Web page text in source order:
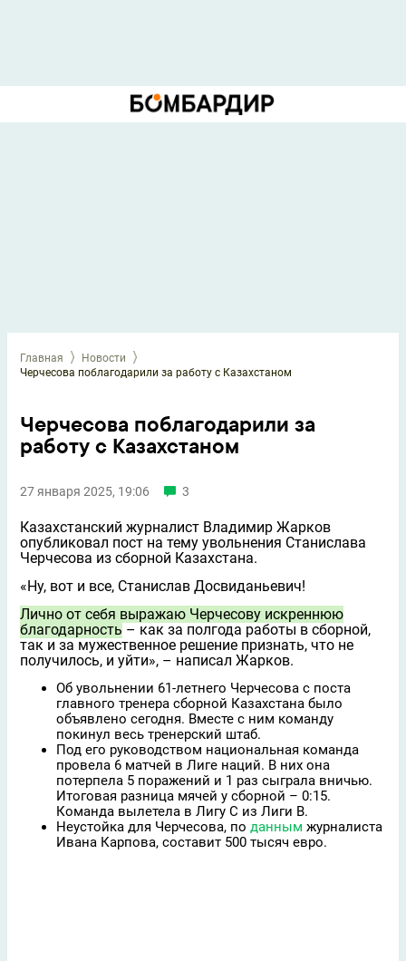
Главная
Новости
Черчесова поблагодарили за работу с Казахстаном
Черчесова поблагодарили за
работу с Казахстаном
27 января 2025, 19:06 3
Казахстанский журналист Владимир Жарков
опубликовал пост на тему увольнения Станислава
Черчесова из сборной Казахстана.
«Ну, вот и всe, Станислав Досвиданьевич!
Лично от себя выражаю Черчесову искреннюю
благодарность – как за полгода работы в сборной,
так и за мужественное решение признать, что не
получилось, и уйти», – написал Жарков.
Об увольнении 61-летнего Черчесова с поста
главного тренера сборной Казахстана было
объявлено сегодня. Вместе с ним команду
покинул весь тренерский штаб.
Под его руководством национальная команда
провела 6 матчей в Лиге наций. В них она
потерпела 5 поражений и 1 раз сыграла вничью.
Итоговая разница мячей у сборной – 0:15.
Команда вылетела в Лигу C из Лиги B.
Неустойка для Черчесова, по данным журналиста
Ивана Карпова, составит 500 тысяч евро.